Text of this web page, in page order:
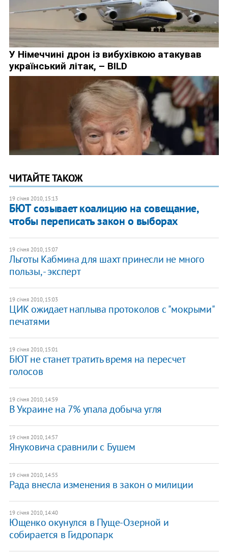
ЧИТАЙТЕ ТАКОЖ
19 січня 2010, 15:13
БЮТ созывает коалицию на совещание,
чтобы переписать закон о выборах
19 січня 2010, 15:07
Льготы Кабмина для шахт принесли не много
пользы, - эксперт
19 січня 2010, 15:03
ЦИК ожидает наплыва протоколов с "мокрыми"
печатями
19 січня 2010, 15:01
БЮТ не станет тратить время на пересчет
голосов
19 січня 2010, 14:59
В Украине на 7% упала добыча угля
19 січня 2010, 14:57
Януковича сравнили с Бушем
19 січня 2010, 14:55
Рада внесла изменения в закон о милиции
19 січня 2010, 14:40
Ющенко окунулся в Пуще-Озерной и
собирается в Гидропарк